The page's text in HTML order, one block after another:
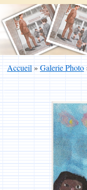
Accueil»Galerie Photo